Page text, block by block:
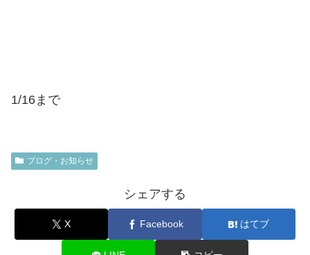
1/16まで
ブログ・お知らせ
シェアする
X Facebook はてブ